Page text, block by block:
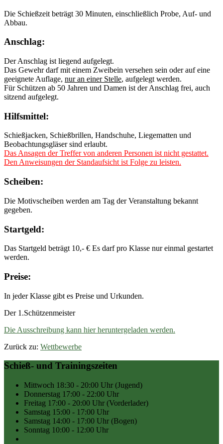
Die Schießzeit beträgt 30 Minuten, einschließlich Probe, Auf- und
Abbau.
Anschlag:
Der Anschlag ist liegend aufgelegt.
Das Gewehr darf mit einem Zweibein versehen sein oder auf eine
geeignete Auflage, nur an einer Stelle, aufgelegt werden.
Für Schützen ab 50 Jahren und Damen ist der Anschlag frei, auch
sitzend aufgelegt.
Hilfsmittel:
Schießjacken, Schießbrillen, Handschuhe, Liegematten und
Beobachtungsgläser sind erlaubt.
Das Ansagen der Treffer von anderen Personen ist nicht gestattet.
Den Anweisungen der Standaufsicht ist Folge zu leisten.
Scheiben:
Die Motivscheiben werden am Tag der Veranstaltung bekannt
gegeben.
Startgeld:
Das Startgeld beträgt 10,- € Es darf pro Klasse nur einmal gestartet
werden.
Preise:
In jeder Klasse gibt es Preise und Urkunden.
Der 1.Schützenmeister
Die Ausschreibung kann hier heruntergeladen werden.
Zurück zu: Wettbewerbe
Schieß- und Trainingszeiten
Mittwoch 18:30 - 20:00 Uhr (Jugend)
Donnerstag 17:00 - 22:00 Uhr
Freitag 17:00 - 20:00 Uhr (Vorderlader)
Samstag 15:00 - 17:00 Uhr
Samstag 14:00 - 17:00 Uhr (Bogen)
Sonntag 10:00 - 12:00 Uhr